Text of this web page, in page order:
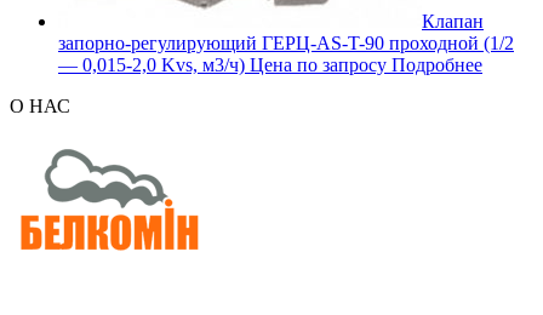
Клапан
запорно-регулирующий ГЕРЦ-AS-T-90 проходной (1/2
— 0,015-2,0 Kvs, м3/ч) Цена по запросу Подробнее
О НАС